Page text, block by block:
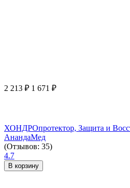
2 213 ₽ 1 671 ₽
ХОНДРОпротектор, Защита и
АнандаМед
(Отзывов: 35)
4.7
В корзину